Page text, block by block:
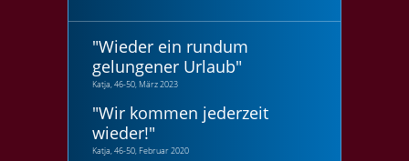
"Wieder ein rundum
gelungener Urlaub"
Katja, 46-50, März 2023
"Wir kommen jederzeit
wieder!"
Katja, 46-50, Februar 2020